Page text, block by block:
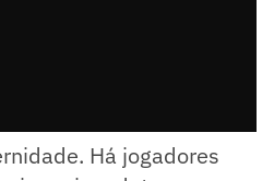
Há jogadores